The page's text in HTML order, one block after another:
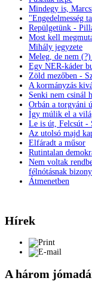
Mindegy is,
"Engedelmesség
Repülgetünk -
Most kell
Mihály jegyzete
Meleg, de nem
Egy NER-káder
Zöld mezőben -
A kormányzás
Senki nem csinál
Orbán a torgyáni
Így múlik el a
Le is út, Felcsút -
Az utolsó majd
Elfáradt a műsor
Rutintalan
Nem voltak
félnótásnak
Átmenetben
Hírek
A három